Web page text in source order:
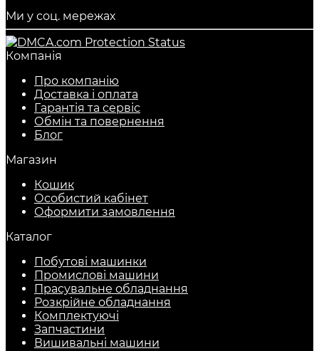
Ми у соц. мережах
Компанія
Про компанію
Доставка і оплата
Гарантія та сервіс
Обмін та повернення
Блог
Магазин
Кошик
Особистий кабінет
Оформити замовлення
Каталог
Побутові машинки
Промислові машини
Прасувальне обладнання
Розкрійне обладнання
Комплектуючі
Запчастини
Вишивальні машини